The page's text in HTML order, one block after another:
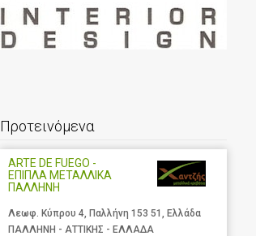
Προτεινόμενα
ARTE DE FUEGO -
ΕΠΙΠΛΑ ΜΕΤΑΛΛΙΚΑ
ΠΑΛΛΗΝΗ
Λεωφ. Κύπρου 4, Παλλήνη 153 51, Ελλάδα
ΠΑΛΛΗΝΗ - ΑΤΤΙΚΗΣ - ΕΛΛΑΔΑ